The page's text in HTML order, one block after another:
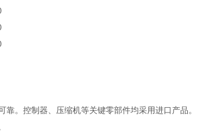
。控制器、压缩机等关键零部件均采用进口产品。